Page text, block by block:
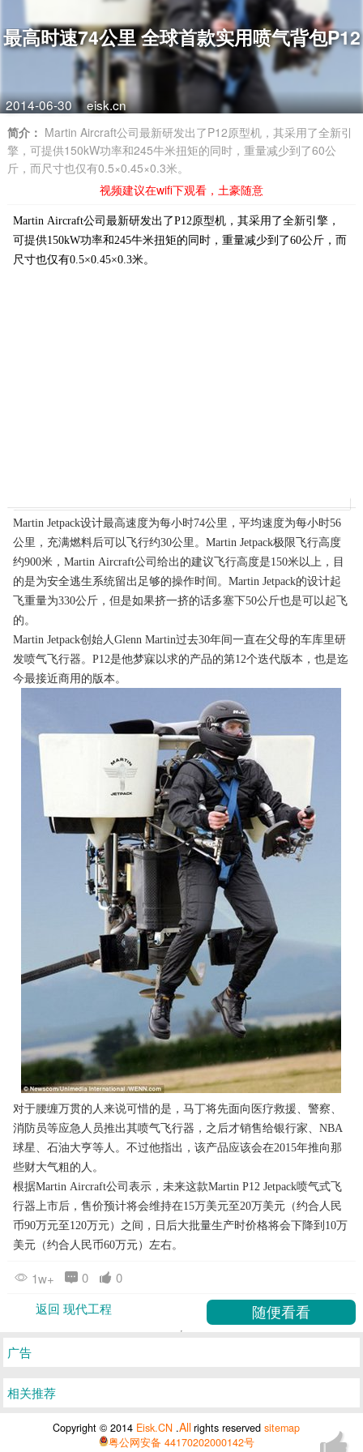
最高时速74公里 全球首款实用喷气背包P12
2014-06-30 eisk.cn
简介： Martin Aircraft公司最新研发出了P12原型机，其采用了全新引
擎，可提供150kW功率和245牛米扭矩的同时，重量减少到了60公
斤，而尺寸也仅有0.5×0.45×0.3米。
视频建议在wifi下观看，土豪随意
Martin Aircraft公司最新研发出了P12原型机，其采用了全新引擎，
可提供150kW功率和245牛米扭矩的同时，重量减少到了60公斤，而
尺寸也仅有0.5×0.45×0.3米。
Martin Jetpack设计最高速度为每小时74公里，平均速度为每小时56
公里，充满燃料后可以飞行约30公里。Martin Jetpack极限飞行高度
约900米，Martin Aircraft公司给出的建议飞行高度是150米以上，目
的是为安全逃生系统留出足够的操作时间。Martin Jetpack的设计起
飞重量为330公斤，但是如果挤一挤的话多塞下50公斤也是可以起飞
的。
Martin Jetpack创始人Glenn Martin过去30年间一直在父母的车库里研
发喷气飞行器。P12是他梦寐以求的产品的第12个迭代版本，也是迄
今最接近商用的版本。
对于腰缠万贯的人来说可惜的是，马丁将先面向医疗救援、警察、
消防员等应急人员推出其喷气飞行器，之后才销售给银行家、NBA
球星、石油大亨等人。不过他指出，该产品应该会在2015年推向那
些财大气粗的人。
根据Martin Aircraft公司表示，未来这款Martin P12 Jetpack喷气式飞
行器上市后，售价预计将会维持在15万美元至20万美元（约合人民
币90万元至120万元）之间，日后大批量生产时价格将会下降到10万
美元（约合人民币60万元）左右。
1w+ 0
0
返回 现代工程
广告
相关推荐
Copyright © 2014 Eisk.CN .Allrights reservedsitemap
粤公网安备 44170202000142号